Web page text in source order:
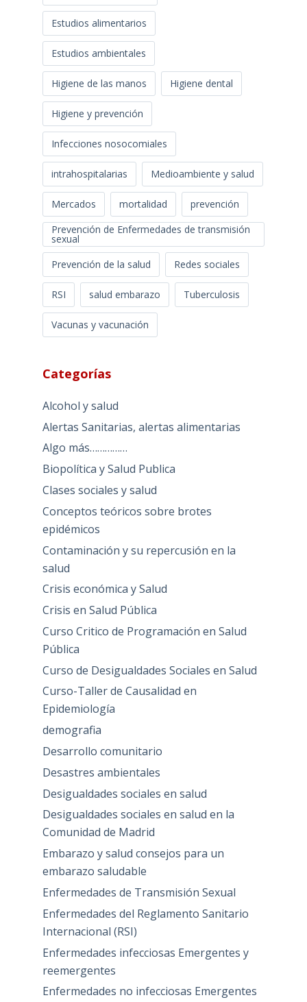
Estudios alimentarios
Estudios ambientales
Higiene de las manos Higiene dental
Higiene y prevención
Infecciones nosocomiales
intrahospitalarias Medioambiente y salud
Mercados mortalidad
prevención
Prevención de Enfermedades de transmisión
sexual
Prevención de la salud
Redes sociales
RSI salud embarazo Tuberculosis
Vacunas y vacunación
Categorías
Alcohol y salud
Alertas Sanitarias, alertas alimentarias
Algo más……………
Biopolítica y Salud Publica
Clases sociales y salud
Conceptos teóricos sobre brotes
epidémicos
Contaminación y su repercusión en la
salud
Crisis económica y Salud
Crisis en Salud Pública
Curso Critico de Programación en Salud
Pública
Curso de Desigualdades Sociales en Salud
Curso-Taller de Causalidad en
Epidemiología
demografia
Desarrollo comunitario
Desastres ambientales
Desigualdades sociales en salud
Desigualdades sociales en salud en la
Comunidad de Madrid
Embarazo y salud consejos para un
embarazo saludable
Enfermedades de Transmisión Sexual
Enfermedades del Reglamento Sanitario
Internacional (RSI)
Enfermedades infecciosas Emergentes y
reemergentes
Enfermedades no infecciosas Emergentes